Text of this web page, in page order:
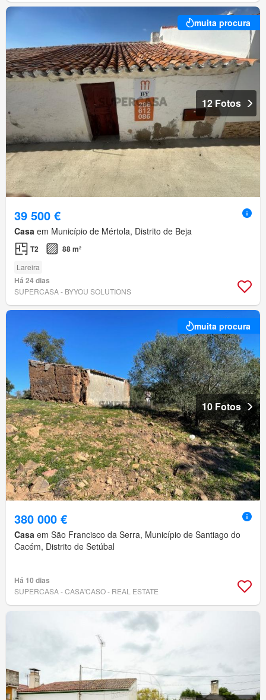
muita procura
12 Fotos
39 500 €
Casa em Município de Mértola, Distrito de Beja
T2 88 m²
Lareira
Há 24 dias
SUPERCASA - BYYOU SOLUTIONS
muita procura
10 Fotos
380 000 €
Casa em São Francisco da Serra, Município de Santiago do
Cacém, Distrito de Setúbal
Há 10 dias
SUPERCASA - CASA'CASO - REAL ESTATE